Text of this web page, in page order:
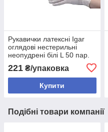
Рукавички латексні Igar
оглядові нестерильні
неопудрені білі L 50 пар.
221 ₴/упаковка
Купити
Подібні товари компанії